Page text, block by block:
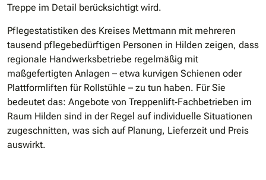
Treppe im Detail berücksichtigt wird.
Pflegestatistiken des Kreises Mettmann mit mehreren
tausend pflegebedürftigen Personen in Hilden zeigen, dass
regionale Handwerksbetriebe regelmäßig mit
maßgefertigten Anlagen – etwa kurvigen Schienen oder
Plattformliften für Rollstühle – zu tun haben. Für Sie
bedeutet das: Angebote von Treppenlift‐Fachbetrieben im
Raum Hilden sind in der Regel auf individuelle Situationen
zugeschnitten, was sich auf Planung, Lieferzeit und Preis
auswirkt.